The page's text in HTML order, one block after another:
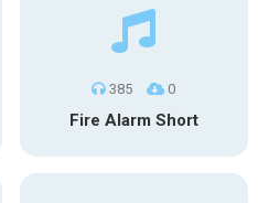
385 0
Fire Alarm Short